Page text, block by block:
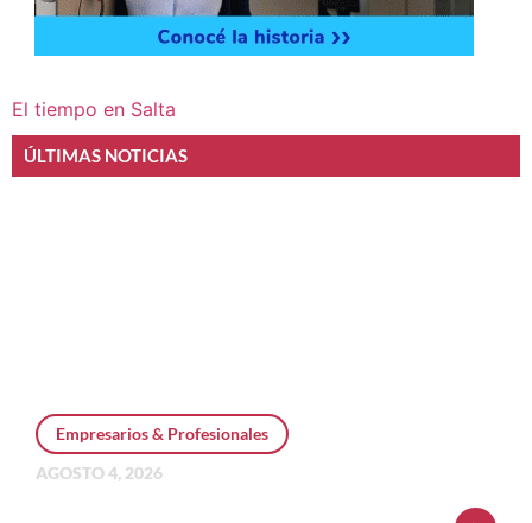
El tiempo en Salta
ÚLTIMAS NOTICIAS
Empresarios & Profesionales
AGOSTO 4, 2026